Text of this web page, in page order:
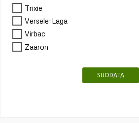
Trixie
Versele-Laga
Virbac
Zaaron
SUODATA